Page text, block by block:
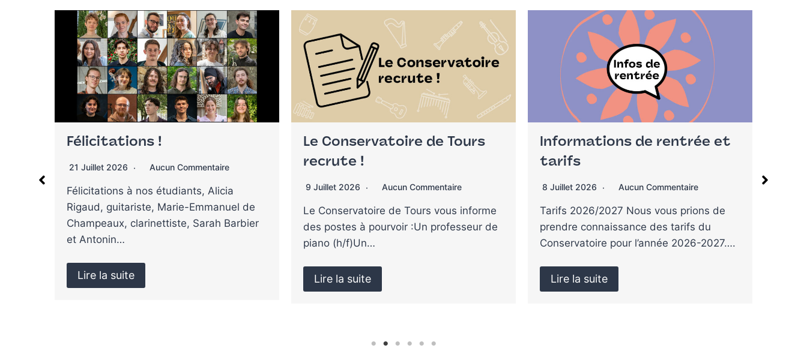
Le Conservatoire de Tours
recrute !
9 Juillet 2026 Aucun Commentaire
Le Conservatoire de Tours vous informe
des postes à pourvoir :Un professeur de
piano (h/f)Un…
Lire la suite
Informations de rentrée et
tarifs
8 Juillet 2026 Aucun Commentaire
Tarifs 2026/2027 Nous vous prions de
prendre connaissance des tarifs du
Conservatoire pour l’année 2026-2027….
Lire la suite
Horaires d’été et vacances
7 Juillet 2026
C’est l’été ! Le Conservatoire de Tours
vous informede ses horaires d’ouverture
du 6 juillet…